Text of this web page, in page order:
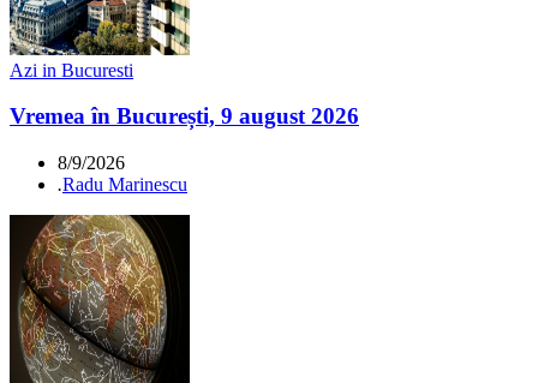
Azi in Bucuresti
Vremea în București, 9 august 2026
8/9/2026
.Radu Marinescu